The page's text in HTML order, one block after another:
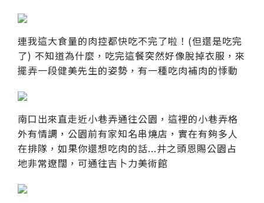
連我這大食量的肉控都快吃不完了啦！(但還是吃完
了) 不知道為什麼，吃完這餐突然好像脫掉衣服，來
擺弄一段健美先生的姿勢，有一種吃肉補肉的悸動
南口出來直走近小巷弄通往公園，這裡的小巷弄格
外有情調，公園前有家知名串燒店，實在有夠多人
在排隊，如果你還想吃肉的話...井之頭恩賜公園占
地非常遼闊，可通往吉卜力美術館